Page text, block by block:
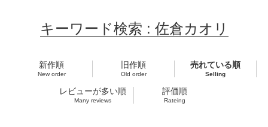
キーワード検索 : 佐倉カオリ
新作順
New order
旧作順
Old order
売れている順
Selling
レビューが多い順
Many reviews
評価順
Rateing